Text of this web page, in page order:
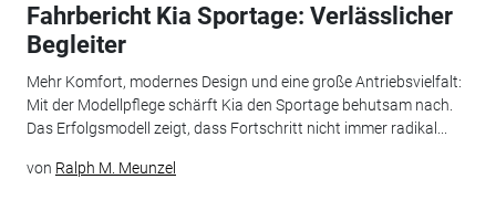
Fahrbericht Kia Sportage: Verlässlicher
Begleiter
Mehr Komfort, modernes Design und eine große Antriebsvielfalt:
Mit der Modellpflege schärft Kia den Sportage behutsam nach.
Das Erfolgsmodell zeigt, dass Fortschritt nicht immer radikal...
von Ralph M. Meunzel